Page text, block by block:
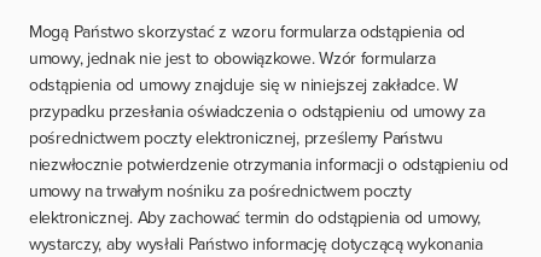
Mogą Państwo skorzystać z wzoru formularza odstąpienia od
umowy, jednak nie jest to obowiązkowe. Wzór formularza
odstąpienia od umowy znajduje się w niniejszej zakładce. W
przypadku przesłania oświadczenia o odstąpieniu od umowy za
pośrednictwem poczty elektronicznej, prześlemy Państwu
niezwłocznie potwierdzenie otrzymania informacji o odstąpieniu od
umowy na trwałym nośniku za pośrednictwem poczty
elektronicznej. Aby zachować termin do odstąpienia od umowy,
wystarczy, aby wysłali Państwo informację dotyczącą wykonania